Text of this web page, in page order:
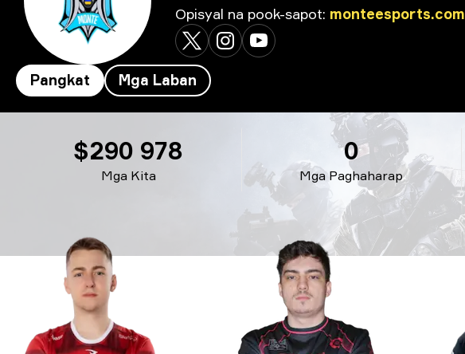
Opisyal na pook-sapot: monteesports.com
Pangkat Mga Laban
Mga Kita
$290 978
Mga Paghaharap
0